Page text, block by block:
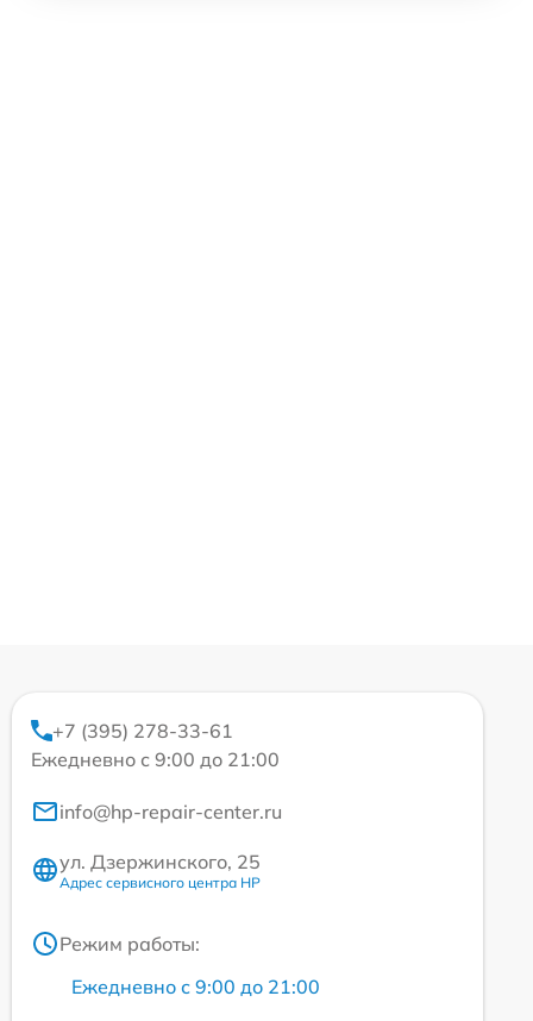
+7 (395) 278-33-61
Ежедневно с 9:00 до 21:00
info@hp-repair-center.ru
ул. Дзержинского, 25
Адрес сервисного центра HP
Режим работы:
Ежедневно с 9:00 до 21:00